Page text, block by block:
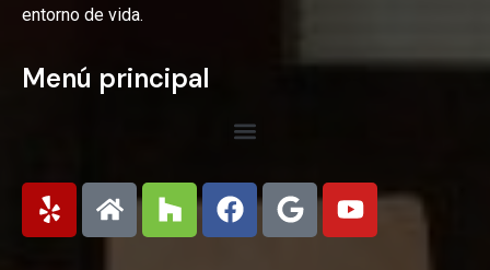
entorno de vida.
Menú principal